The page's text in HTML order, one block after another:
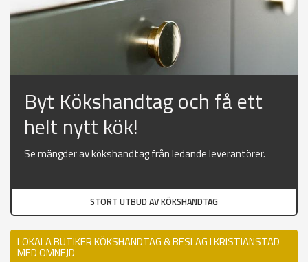
Byt Kökshandtag och få ett
helt nytt kök!
Se mängder av kökshandtag från ledande leverantörer.
STORT UTBUD AV KÖKSHANDTAG
LOKALA BUTIKER KÖKSHANDTAG & BESLAG I KRISTIANSTAD
MED OMNEJD